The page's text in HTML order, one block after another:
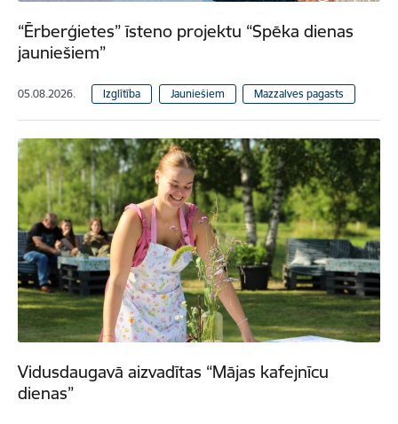
“Ērberģietes” īsteno projektu “Spēka dienas
jauniešiem”
05.08.2026. Izglītība Jauniešiem Mazzalves pagasts
Vidusdaugavā aizvadītas “Mājas kafejnīcu
dienas”